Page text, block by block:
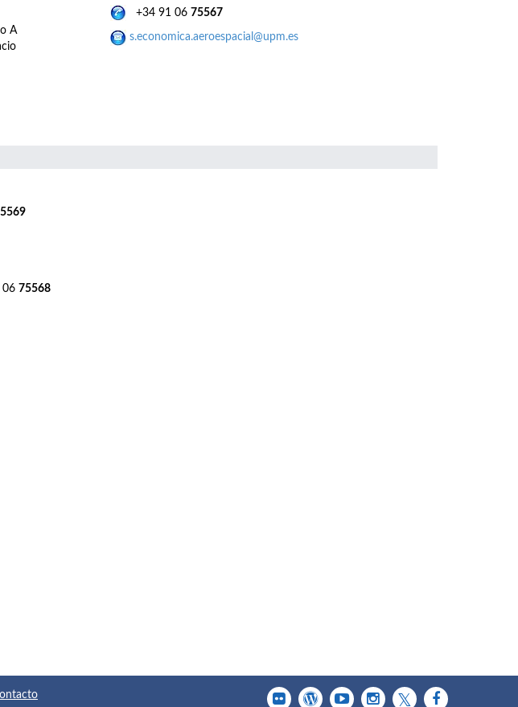
A
+34 91 06 75567
s.economica.aeroespacial@upm.es
06 75568